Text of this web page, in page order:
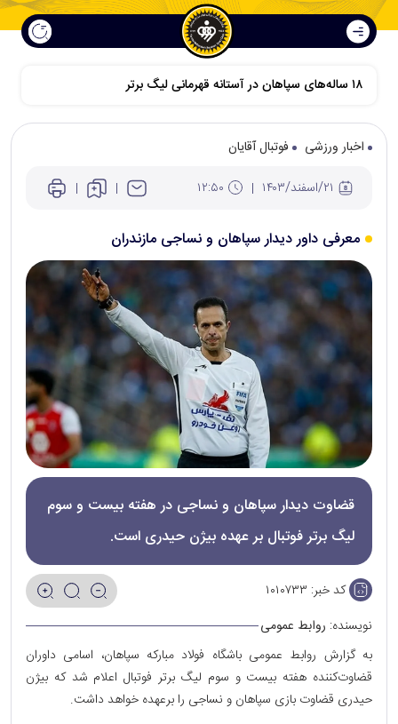
اخبار ورزشی
فوتبال آقایان
معرفی داور دیدار سپاهان و نساجی مازندران
قضاوت دیدار سپاهان و نساجی در هفته بیست و سوم
لیگ برتر فوتبال بر عهده بیژن حیدری است.
کد خبر: ۱۰۱۰۷۳۳
نویسنده: روابط عمومی
به گزارش روابط عمومی باشگاه فولاد مبارکه سپاهان، اسامی داوران
قضاوت‌کننده هفته بیست و سوم لیگ برتر فوتبال اعلام شد که بیژن
حیدری قضاوت بازی سپاهان و نساجی را برعهده خواهد داشت.